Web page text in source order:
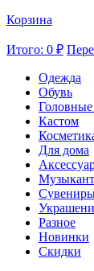
Корзина
Итого: 0 ₽
Одежда
Обувь
Кастом
Для дома
Разное
Новинки
Скидки